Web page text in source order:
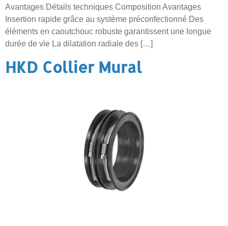
Avantages Détails techniques Composition Avantages
Insertion rapide grâce au système préconfectionné Des
éléments en caoutchouc robuste garantissent une longue
durée de vie La dilatation radiale des […]
HKD Collier Mural